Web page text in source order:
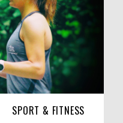
SPORT & FITNESS